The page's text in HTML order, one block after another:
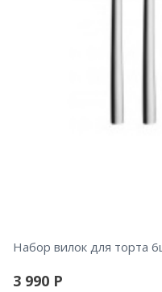
Набор вилок для торта
3 990 Р